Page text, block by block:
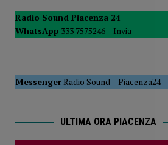
POLITICA
[ 5 Agosto 2026 ] Caldo
Radio Sound Piacenza 24
WhatsApp 333 7575246 – Invia
MessengerRadio Sound–Piacenza24
ULTIMA ORA PIACENZA